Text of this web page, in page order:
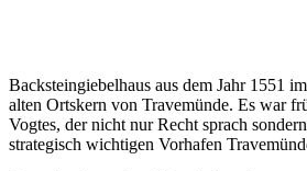
Backsteingiebelhaus aus dem Jahr 1551
alten Ortskern von Travemünde. Es war
Vogtes, der nicht nur Recht sprach
strategisch wichtigen Vorhafen